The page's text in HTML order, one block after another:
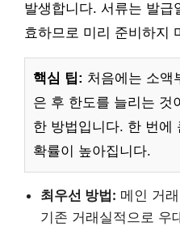
발생합니다. 서류는 발급
효하므로 미리 준비하지
핵심 팁: 처음에는 소액
은 후 한도를 늘리는 것
한 방법입니다. 한 번에
확률이 높아집니다.
최우선 방법: 메인 거
기존 거래실적으로 우